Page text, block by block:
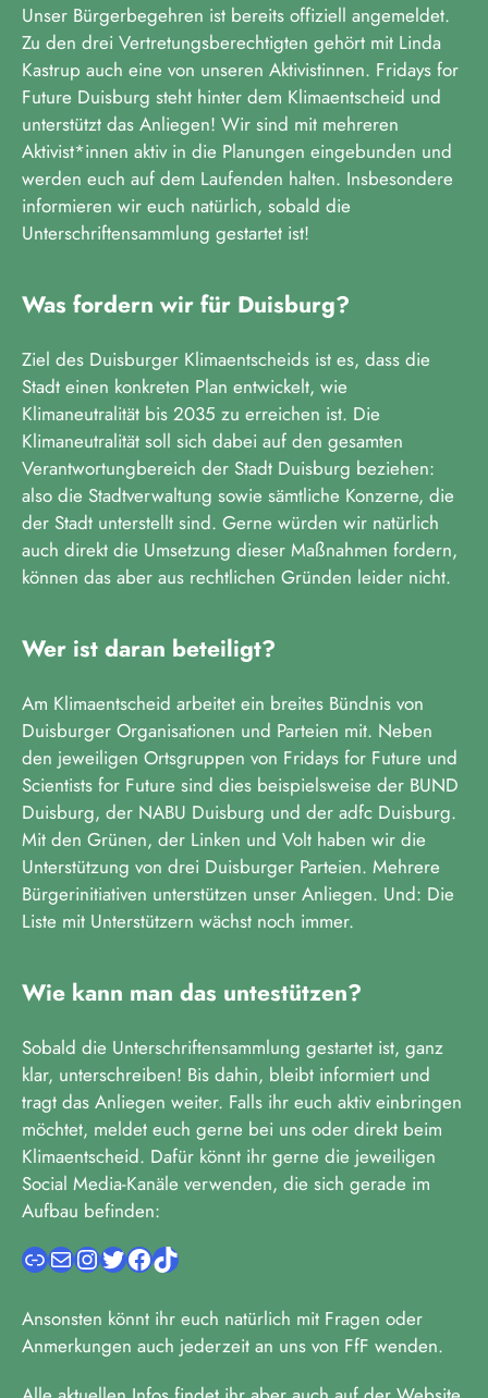
Unser Bürgerbegehren ist bereits offiziell angemeldet.
Zu den drei Vertretungsberechtigten gehört mit Linda
Kastrup auch eine von unseren Aktivistinnen. Fridays for
Future Duisburg steht hinter dem Klimaentscheid und
unterstützt das Anliegen! Wir sind mit mehreren
Aktivist*innen aktiv in die Planungen eingebunden und
werden euch auf dem Laufenden halten. Insbesondere
informieren wir euch natürlich, sobald die
Unterschriftensammlung gestartet ist!
Was fordern wir für Duisburg?
Ziel des Duisburger Klimaentscheids ist es, dass die
Stadt einen konkreten Plan entwickelt, wie
Klimaneutralität bis 2035 zu erreichen ist. Die
Klimaneutralität soll sich dabei auf den gesamten
Verantwortungbereich der Stadt Duisburg beziehen:
also die Stadtverwaltung sowie sämtliche Konzerne, die
der Stadt unterstellt sind. Gerne würden wir natürlich
auch direkt die Umsetzung dieser Maßnahmen fordern,
können das aber aus rechtlichen Gründen leider nicht.
Wer ist daran beteiligt?
Am Klimaentscheid arbeitet ein breites Bündnis von
Duisburger Organisationen und Parteien mit. Neben
den jeweiligen Ortsgruppen von Fridays for Future und
Scientists for Future sind dies beispielsweise der BUND
Duisburg, der NABU Duisburg und der adfc Duisburg.
Mit den Grünen, der Linken und Volt haben wir die
Unterstützung von drei Duisburger Parteien. Mehrere
Bürgerinitiativen unterstützen unser Anliegen. Und: Die
Liste mit Unterstützern wächst noch immer.
Wie kann man das untestützen?
Sobald die Unterschriftensammlung gestartet ist, ganz
klar, unterschreiben! Bis dahin, bleibt informiert und
tragt das Anliegen weiter. Falls ihr euch aktiv einbringen
möchtet, meldet euch gerne bei uns oder direkt beim
Klimaentscheid. Dafür könnt ihr gerne die jeweiligen
Social Media-Kanäle verwenden, die sich gerade im
Aufbau befinden:
Ansonsten könnt ihr euch natürlich mit Fragen oder
Anmerkungen auch jederzeit an uns von FfF wenden.